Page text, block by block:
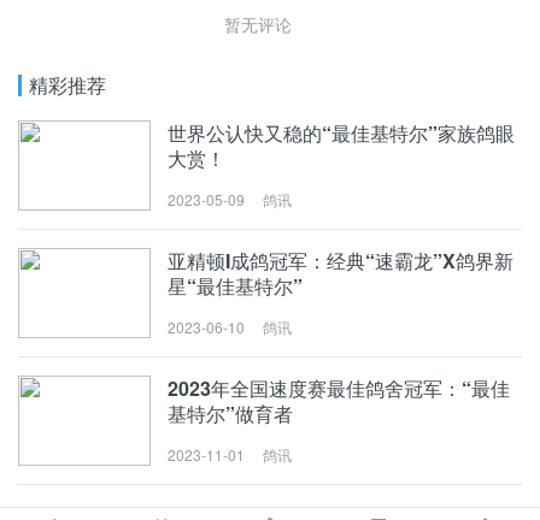
暂无评论
精彩推荐
世界公认快又稳
的“最佳基特尔”家族
鸽眼大赏！
世界公认快又稳的“最佳基特尔”家族鸽眼
大赏！
2023-05-09 鸽讯
亚精顿I成鸽冠军：
经典“速霸龙”X鸽界
新星“最佳基特尔”
亚精顿I成鸽冠军：经典“速霸龙”X鸽界新
星“最佳基特尔”
2023-06-10 鸽讯
2023年全国速度赛
最佳鸽舍冠军：“最
2023年全国速度赛最佳鸽舍冠军：“最佳
基特尔”做育者
2023-11-01 鸽讯